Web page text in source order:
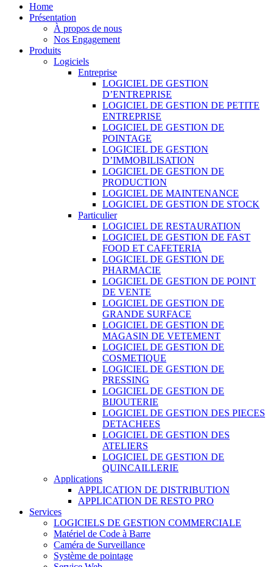
Home
Présentation
À propos de nous
Nos Engagement
Produits
Logiciels
Entreprise
LOGICIEL DE GESTION
D’ENTREPRISE
LOGICIEL DE GESTION DE PETITE
ENTREPRISE
LOGICIEL DE GESTION DE
POINTAGE
LOGICIEL DE GESTION
D’IMMOBILISATION
LOGICIEL DE GESTION DE
PRODUCTION
LOGICIEL DE MAINTENANCE
LOGICIEL DE GESTION DE STOCK
Particulier
LOGICIEL DE RESTAURATION
LOGICIEL DE GESTION DE FAST
FOOD ET CAFETERIA
LOGICIEL DE GESTION DE
PHARMACIE
LOGICIEL DE GESTION DE POINT
DE VENTE
LOGICIEL DE GESTION DE
GRANDE SURFACE
LOGICIEL DE GESTION DE
MAGASIN DE VETEMENT
LOGICIEL DE GESTION DE
COSMETIQUE
LOGICIEL DE GESTION DE
PRESSING
LOGICIEL DE GESTION DE
BIJOUTERIE
LOGICIEL DE GESTION DES PIECES
DETACHEES
LOGICIEL DE GESTION DES
ATELIERS
LOGICIEL DE GESTION DE
QUINCAILLERIE
Applications
APPLICATION DE DISTRIBUTION
APPLICATION DE RESTO PRO
Services
LOGICIELS DE GESTION COMMERCIALE
Matériel de Code à Barre
Caméra de Surveillance
Système de pointage